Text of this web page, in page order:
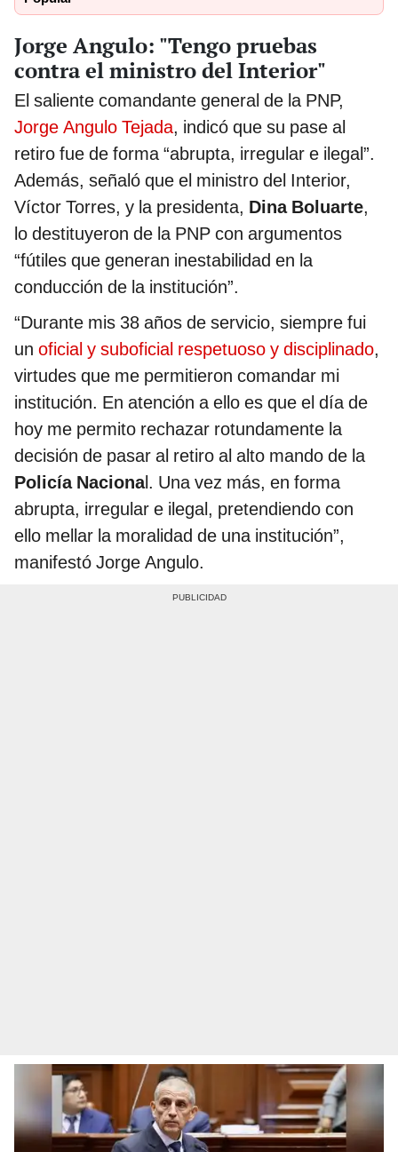
Jorge Angulo: "Tengo pruebas
contra el ministro del Interior"
El saliente comandante general de la PNP,
Jorge Angulo Tejada, indicó que su pase al
retiro fue de forma “abrupta, irregular e ilegal”.
Además, señaló que el ministro del Interior,
Víctor Torres, y la presidenta, Dina Boluarte,
lo destituyeron de la PNP con argumentos
“fútiles que generan inestabilidad en la
conducción de la institución”.
“Durante mis 38 años de servicio, siempre fui
un oficial y suboficial respetuoso y disciplinado,
virtudes que me permitieron comandar mi
institución. En atención a ello es que el día de
hoy me permito rechazar rotundamente la
decisión de pasar al retiro al alto mando de la
Policía Nacional. Una vez más, en forma
abrupta, irregular e ilegal, pretendiendo con
ello mellar la moralidad de una institución”,
manifestó Jorge Angulo.